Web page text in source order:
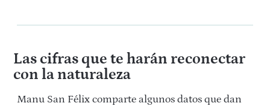
Las cifras que te harán reconectar
con la naturaleza
Manu San Félix comparte algunos datos que dan